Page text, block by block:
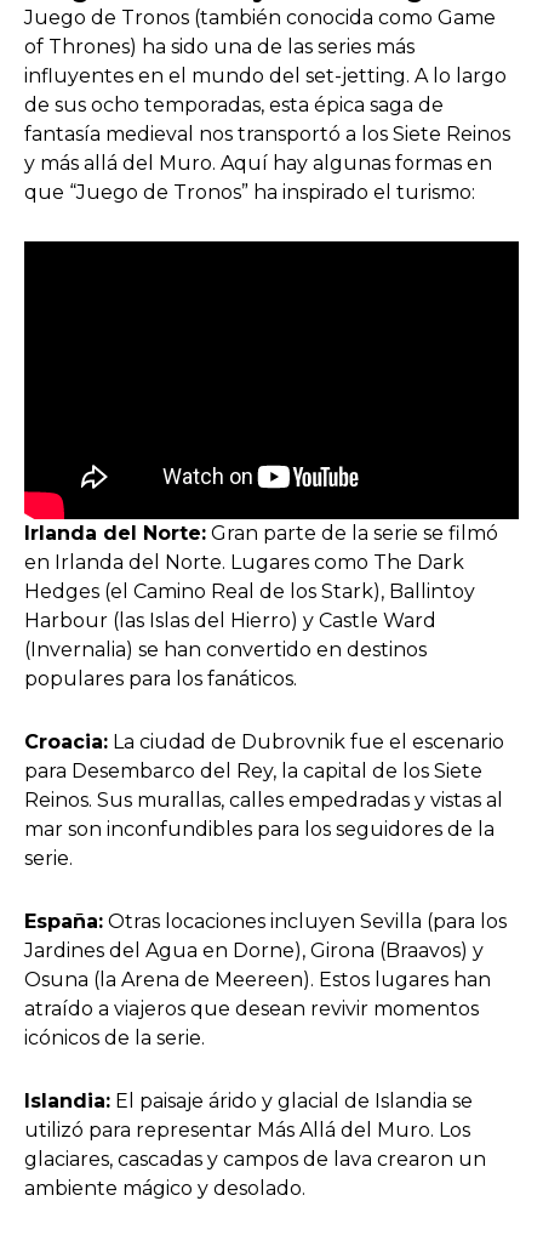
Juego de Tronos (también conocida como Game
of Thrones) ha sido una de las series más
influyentes en el mundo del set-jetting. A lo largo
de sus ocho temporadas, esta épica saga de
fantasía medieval nos transportó a los Siete Reinos
y más allá del Muro. Aquí hay algunas formas en
que “Juego de Tronos” ha inspirado el turismo:
Irlanda del Norte: Gran parte de la serie se filmó
en Irlanda del Norte. Lugares como The Dark
Hedges (el Camino Real de los Stark), Ballintoy
Harbour (las Islas del Hierro) y Castle Ward
(Invernalia) se han convertido en destinos
populares para los fanáticos.
Croacia: La ciudad de Dubrovnik fue el escenario
para Desembarco del Rey, la capital de los Siete
Reinos. Sus murallas, calles empedradas y vistas al
mar son inconfundibles para los seguidores de la
serie.
España: Otras locaciones incluyen Sevilla (para los
Jardines del Agua en Dorne), Girona (Braavos) y
Osuna (la Arena de Meereen). Estos lugares han
atraído a viajeros que desean revivir momentos
icónicos de la serie.
Islandia: El paisaje árido y glacial de Islandia se
utilizó para representar Más Allá del Muro. Los
glaciares, cascadas y campos de lava crearon un
ambiente mágico y desolado.